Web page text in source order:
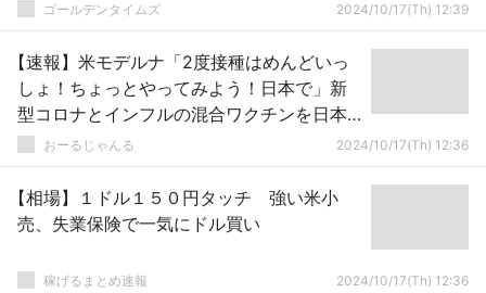
ゴールデンタイムズ 2024/10/17(Th) 12:39
【速報】米モデルナ「2度接種はめんどいっ
しょ！ちょっとやってみよう！日本で」新
型コロナとインフルの混合ワクチンを日本
で導入へ
おーるじゃんる 2024/10/17(Th) 12:36
【相場】１ドル１５０円タッチ 強い米小
売、失業保険で一気にドル買い
稼げるまとめ速報 2024/10/17(Th) 12:36